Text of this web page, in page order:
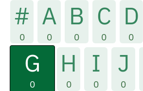
#
0
A
0
B
0
C
0
D
0
G
0
H
0
I
0
J
0